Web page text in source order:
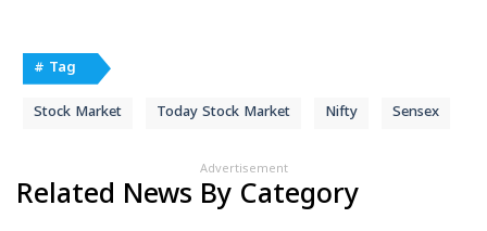
# Tag
Stock Market Today Stock Market Nifty Sensex
Advertisement
Related News By Category